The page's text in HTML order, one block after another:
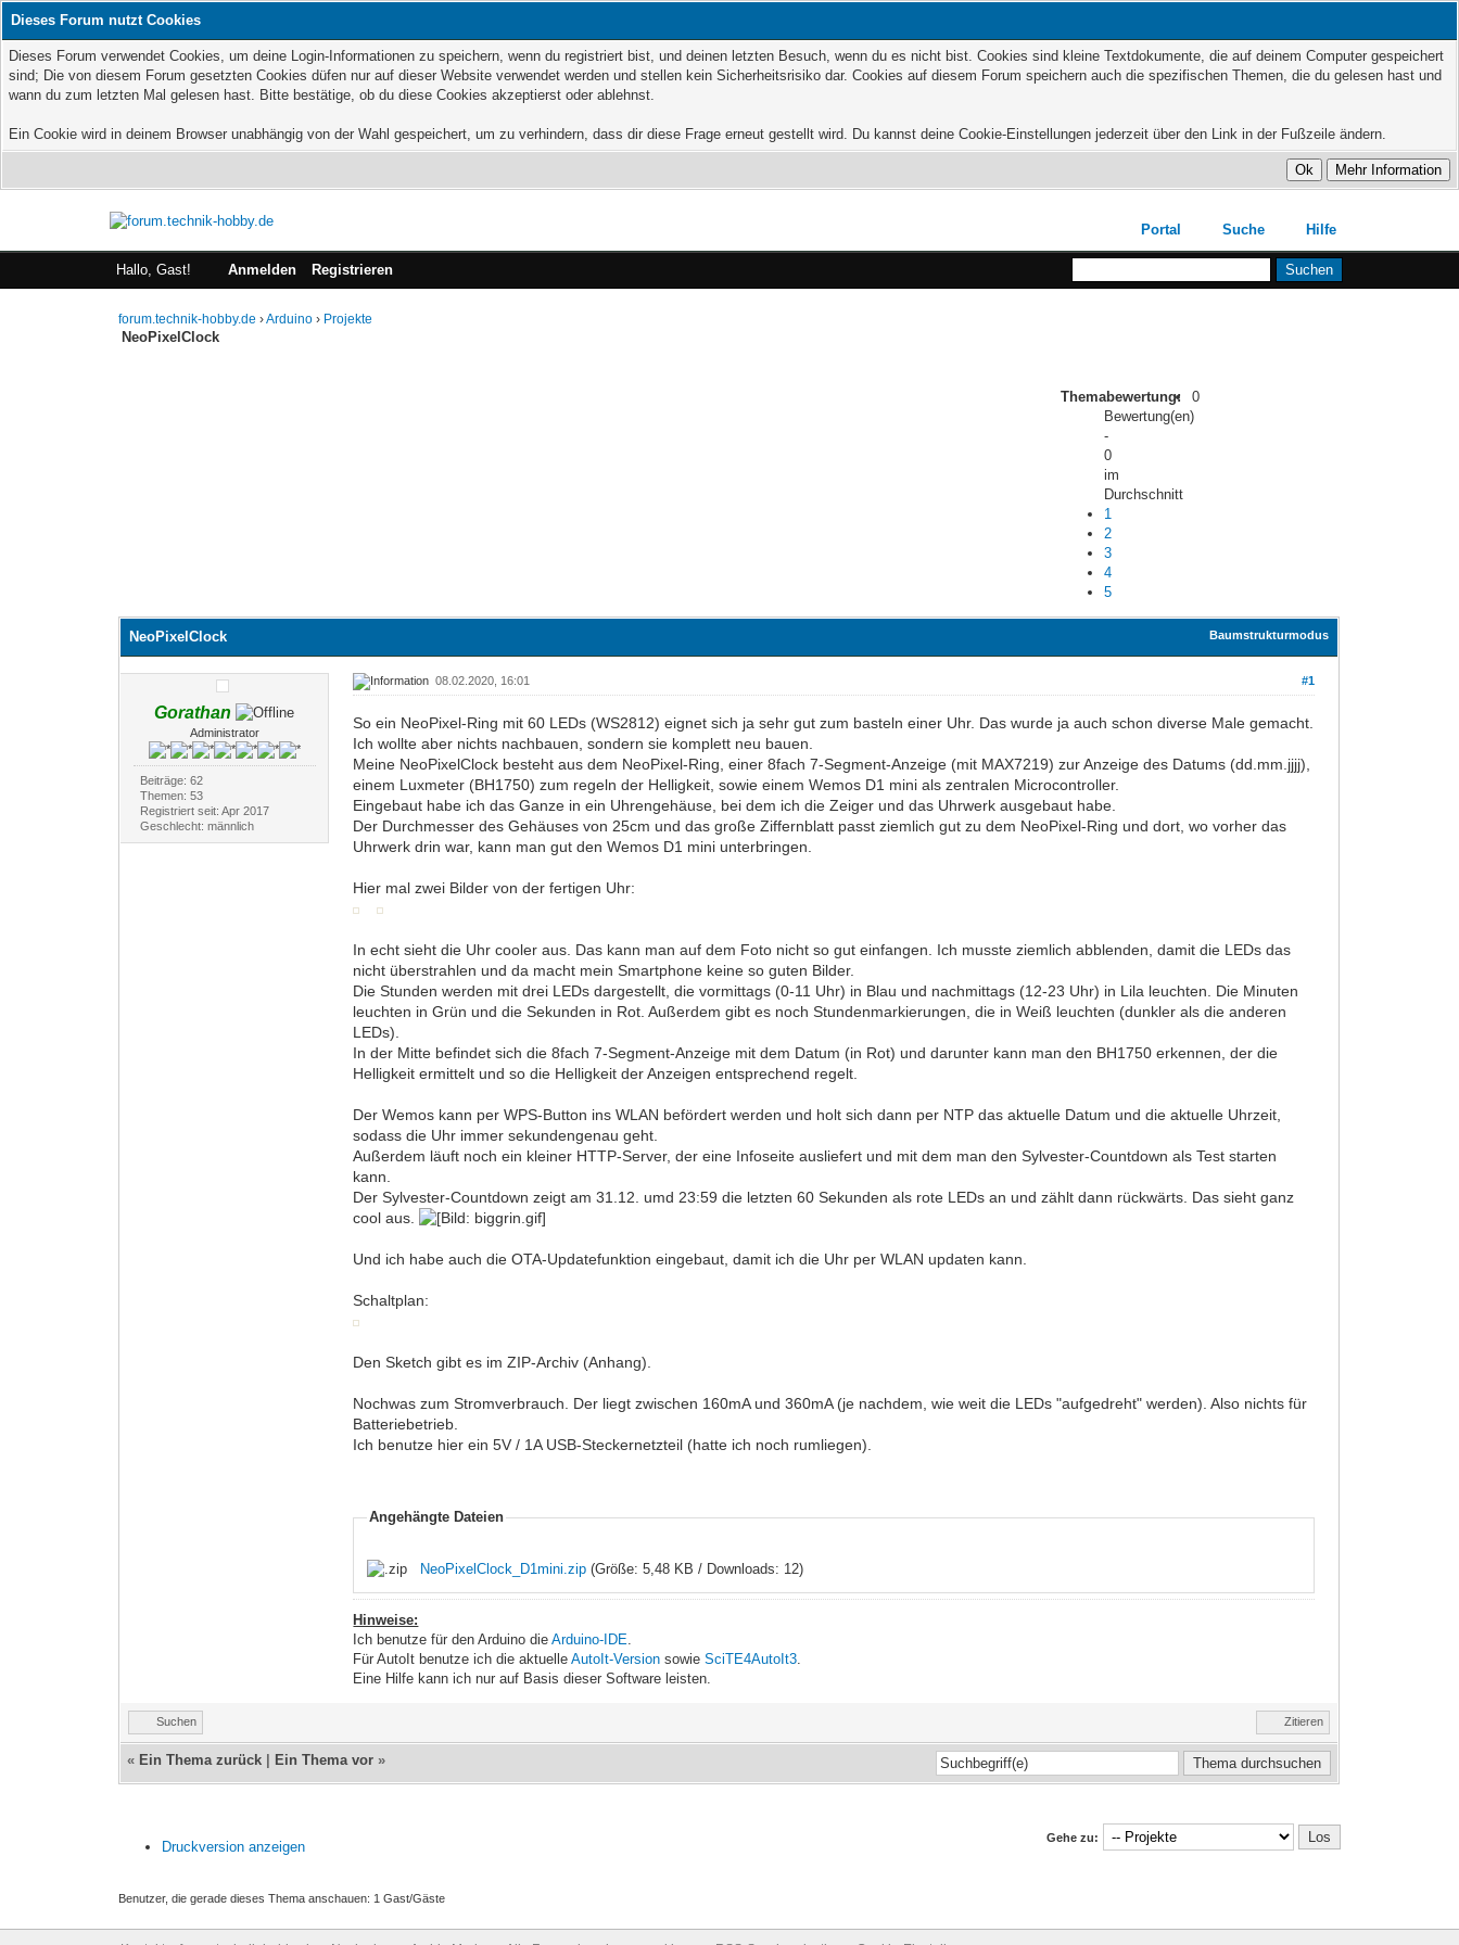
Dieses Forum nutzt Cookies
Dieses Forum verwendet Cookies, um deine Login-Informationen zu speichern, wenn du registriert bist, und deinen letzten Besuch, wenn du es nicht bist. Cookies sind kleine Textdokumente, die auf deinem Computer gespeichert
sind; Die von diesem Forum gesetzten Cookies düfen nur auf dieser Website verwendet werden und stellen kein Sicherheitsrisiko dar. Cookies auf diesem Forum speichern auch die spezifischen Themen, die du gelesen hast und
wann du zum letzten Mal gelesen hast. Bitte bestätige, ob du diese Cookies akzeptierst oder ablehnst.
Ein Cookie wird in deinem Browser unabhängig von der Wahl gespeichert, um zu verhindern, dass dir diese Frage erneut gestellt wird. Du kannst deine Cookie-Einstellungen jederzeit über den Link in der Fußzeile ändern.
Portal Suche Hilfe
Hallo, Gast! Anmelden Registrieren
forum.technik-hobby.de ›Arduino › Projekte
NeoPixelClock
Themabewertung:
0
Bewertung(en)
-
0
im
Durchschnitt
1
2
3
4
5
Baumstrukturmodus
NeoPixelClock
Gorathan
Administrator
Beiträge: 62
Themen: 53
Registriert seit: Apr 2017
Geschlecht: männlich
#1
08.02.2020, 16:01
So ein NeoPixel-Ring mit 60 LEDs (WS2812) eignet sich ja sehr gut zum basteln einer Uhr. Das wurde ja auch schon diverse Male gemacht.
Ich wollte aber nichts nachbauen, sondern sie komplett neu bauen.
Meine NeoPixelClock besteht aus dem NeoPixel-Ring, einer 8fach 7-Segment-Anzeige (mit MAX7219) zur Anzeige des Datums (dd.mm.jjjj),
einem Luxmeter (BH1750) zum regeln der Helligkeit, sowie einem Wemos D1 mini als zentralen Microcontroller.
Eingebaut habe ich das Ganze in ein Uhrengehäuse, bei dem ich die Zeiger und das Uhrwerk ausgebaut habe.
Der Durchmesser des Gehäuses von 25cm und das große Ziffernblatt passt ziemlich gut zu dem NeoPixel-Ring und dort, wo vorher das
Uhrwerk drin war, kann man gut den Wemos D1 mini unterbringen.
Hier mal zwei Bilder von der fertigen Uhr:
In echt sieht die Uhr cooler aus. Das kann man auf dem Foto nicht so gut einfangen. Ich musste ziemlich abblenden, damit die LEDs das
nicht überstrahlen und da macht mein Smartphone keine so guten Bilder.
Die Stunden werden mit drei LEDs dargestellt, die vormittags (0-11 Uhr) in Blau und nachmittags (12-23 Uhr) in Lila leuchten. Die Minuten
leuchten in Grün und die Sekunden in Rot. Außerdem gibt es noch Stundenmarkierungen, die in Weiß leuchten (dunkler als die anderen
LEDs).
In der Mitte befindet sich die 8fach 7-Segment-Anzeige mit dem Datum (in Rot) und darunter kann man den BH1750 erkennen, der die
Helligkeit ermittelt und so die Helligkeit der Anzeigen entsprechend regelt.
Der Wemos kann per WPS-Button ins WLAN befördert werden und holt sich dann per NTP das aktuelle Datum und die aktuelle Uhrzeit,
sodass die Uhr immer sekundengenau geht.
Außerdem läuft noch ein kleiner HTTP-Server, der eine Infoseite ausliefert und mit dem man den Sylvester-Countdown als Test starten
kann.
Der Sylvester-Countdown zeigt am 31.12. umd 23:59 die letzten 60 Sekunden als rote LEDs an und zählt dann rückwärts. Das sieht ganz
cool aus.
Und ich habe auch die OTA-Updatefunktion eingebaut, damit ich die Uhr per WLAN updaten kann.
Schaltplan:
Den Sketch gibt es im ZIP-Archiv (Anhang).
Nochwas zum Stromverbrauch. Der liegt zwischen 160mA und 360mA (je nachdem, wie weit die LEDs "aufgedreht" werden). Also nichts für
Batteriebetrieb.
Ich benutze hier ein 5V / 1A USB-Steckernetzteil (hatte ich noch rumliegen).
Angehängte Dateien
NeoPixelClock_D1mini.zip (Größe: 5,48 KB / Downloads: 12)
Hinweise:
Ich benutze für den Arduino dieArduino-IDE.
Für AutoIt benutze ich die aktuelleAutoIt-Version sowieSciTE4AutoIt3.
Eine Hilfe kann ich nur auf Basis dieser Software leisten.
Suchen Zitieren
« Ein Thema zurück Ein Thema vor »
Druckversion anzeigen
Gehe zu:
Benutzer, die gerade dieses Thema anschauen: 1 Gast/Gäste